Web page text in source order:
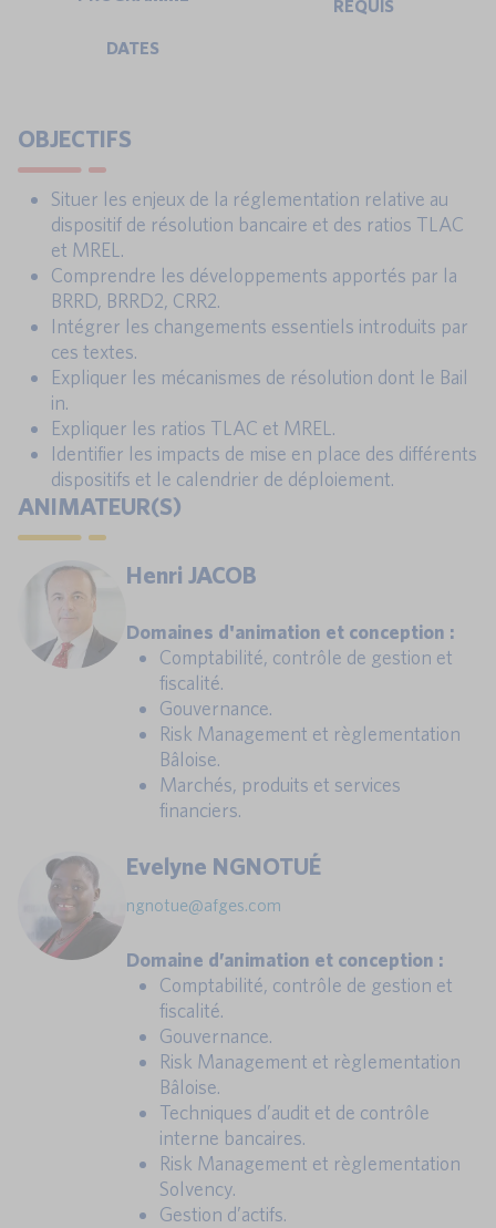
REQUIS
DATES
OBJECTIFS
Situer les enjeux de la réglementation relative au
dispositif de résolution bancaire et des ratios TLAC
et MREL.
Comprendre les développements apportés par la
BRRD, BRRD2, CRR2.
Intégrer les changements essentiels introduits par
ces textes.
Expliquer les mécanismes de résolution dont le Bail
in.
Expliquer les ratios TLAC et MREL.
Identifier les impacts de mise en place des différents
dispositifs et le calendrier de déploiement.
ANIMATEUR(S)
Henri JACOB
Domaines d'animation et conception :
Comptabilité, contrôle de gestion et
fiscalité.
Gouvernance.
Risk Management et règlementation
Bâloise.
Marchés, produits et services
financiers.
Evelyne NGNOTUÉ
ngnotue@afges.com
Domaine d’animation et conception :
Comptabilité, contrôle de gestion et
fiscalité.
Gouvernance.
Risk Management et règlementation
Bâloise.
Techniques d’audit et de contrôle
interne bancaires.
Risk Management et règlementation
Solvency.
Gestion d’actifs.